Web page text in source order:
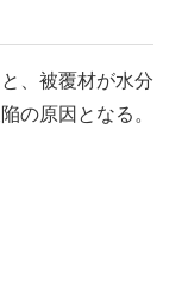
、被覆材が水分
の原因となる。